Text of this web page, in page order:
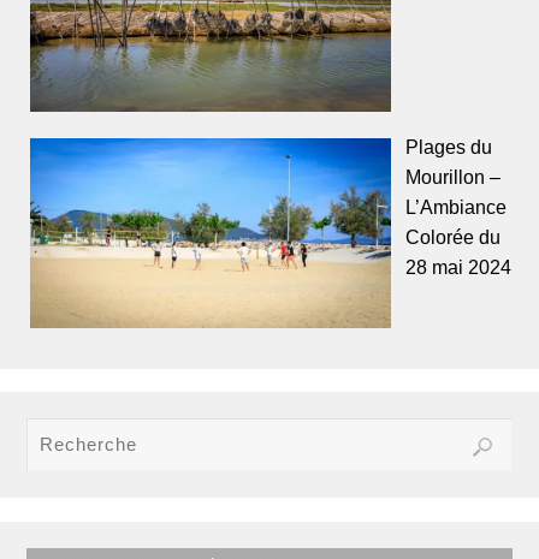
Plages du
Mourillon –
L’Ambiance
Colorée du
28 mai 2024